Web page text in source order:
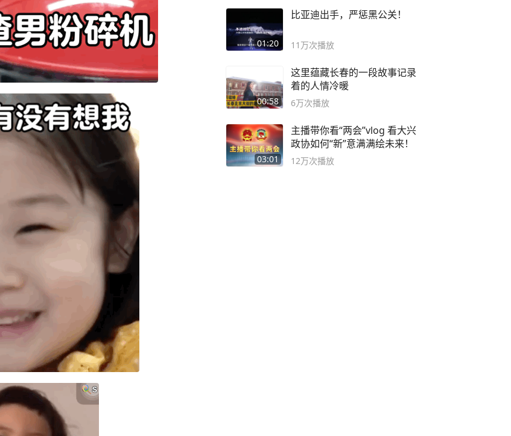
01:20
比亚迪出手，严惩黑公关！
11万次播放
00:58
这里蕴藏长春的一段故事记录
着的人情冷暖
6万次播放
03:01
主播带你看“两会”vlog 看大兴
政协如何“新”意满满绘未来！
12万次播放